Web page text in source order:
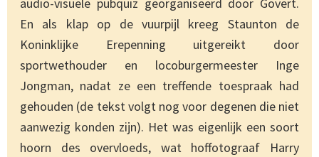
En als klap op de vuurpijl kreeg Staunton de
Koninklijke Erepenning uitgereikt door
sportwethouder en locoburgermeester Inge
Jongman, nadat ze een treffende toespraak had
gehouden (de tekst volgt nog voor degenen die niet
aanwezig konden zijn). Het was eigenlijk een soort
hoorn des overvloeds, wat hoffotograaf Harry